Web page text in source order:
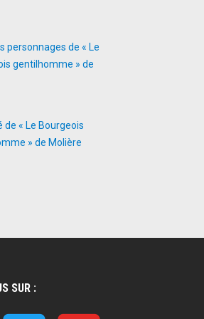
personnages de « Le
gentilhomme » de
de « Le Bourgeois
» de Molière
SUR :